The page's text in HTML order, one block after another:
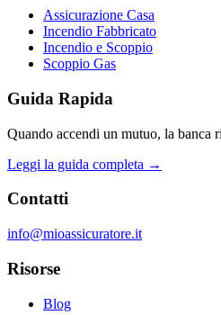
Assicurazione Casa
Incendio Fabbricato
Incendio e Scoppio
Scoppio Gas
Guida Rapida
Quando accendi un mutuo, la banca
Leggi la guida completa →
Contatti
info@mioassicuratore.it
Risorse
Blog